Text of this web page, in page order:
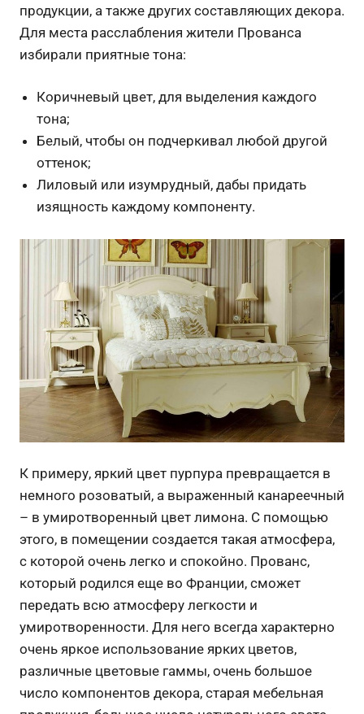
продукции, а также других составляющих декора.
Для места расслабления жители Прованса
избирали приятные тона:
Коричневый цвет, для выделения каждого
тона;
Белый, чтобы он подчеркивал любой другой
оттенок;
Лиловый или изумрудный, дабы придать
изящность каждому компоненту.
К примеру, яркий цвет пурпура превращается в
немного розоватый, а выраженный канареечный
– в умиротворенный цвет лимона. С помощью
этого, в помещении создается такая атмосфера,
с которой очень легко и спокойно. Прованс,
который родился еще во Франции, сможет
передать всю атмосферу легкости и
умиротворенности. Для него всегда характерно
очень яркое использование ярких цветов,
различные цветовые гаммы, очень большое
число компонентов декора, старая мебельная